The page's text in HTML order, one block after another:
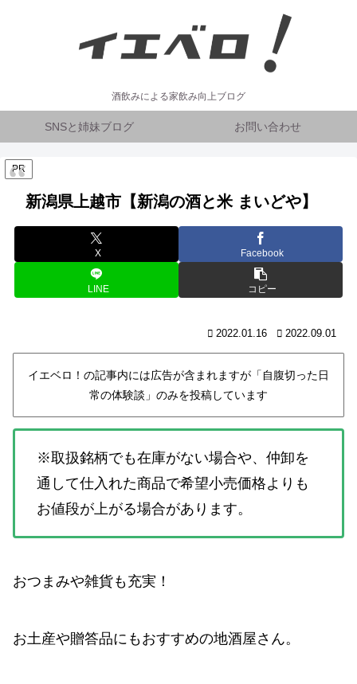
酒飲みによる家飲み向上ブログ
SNSと姉妹ブログ お問い合わせ
PR
新潟県上越市【新潟の酒と米 まいどや】
X Facebook
LINE コピー
2022.01.16 2022.09.01
イエベロ！の記事内には広告が含まれますが「自腹切った日
常の体験談」のみを投稿しています
※取扱銘柄でも在庫がない場合や、仲卸を
通して仕入れた商品で希望小売価格よりも
お値段が上がる場合があります。
おつまみや雑貨も充実！
お土産や贈答品にもおすすめの地酒屋さん。